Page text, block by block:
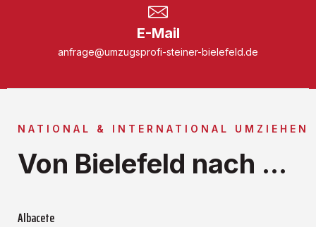
E-Mail
anfrage@umzugsprofi-steiner-bielefeld.de
NATIONAL & INTERNATIONAL UMZIEHEN
Von Bielefeld nach ...
Albacete